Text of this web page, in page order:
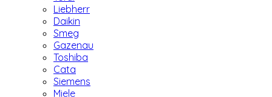
Liebherr
Daikin
Smeg
Gazenau
Toshiba
Cata
Siemens
Miele